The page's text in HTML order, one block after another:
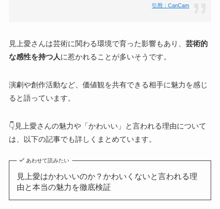
引用：CanCam
見上愛さんは芸術に関わる環境で育った影響もあり、 芸術的
な感性を持つ人に惹かれることが多いそうです。
演劇や創作活動など、価値観を共有できる相手に魅力を感じ
ると語っています。
👇見上愛さんの魅力や「かわいい」と言われる理由について
は、以下の記事でも詳しくまとめています。
あわせて読みたい
見上愛はかわいいのか？かわいくないと言われる理
由と本当の魅力を徹底検証